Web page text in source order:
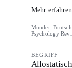
Mehr erfahren
Münder,
Psychology
BEGRIFF